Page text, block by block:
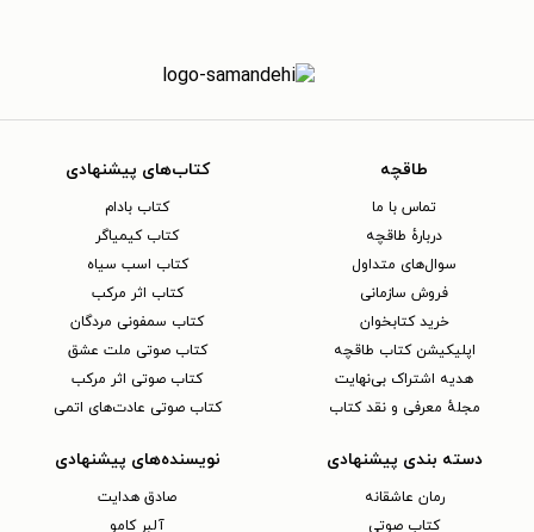
طاقچه
تماس با ما
دربارهٔ طاقچه
سوال‌های متداول
فروش سازمانی
خرید کتابخوان
اپلیکیشن کتاب طاقچه
هدیه اشتراک بی‌نهایت
مجلهٔ معرفی و نقد کتاب
کتاب‌های پیشنهادی
کتاب بادام
کتاب کیمیاگر
کتاب اسب سیاه
کتاب اثر مرکب
کتاب سمفونی مردگان
کتاب صوتی ملت عشق
کتاب صوتی اثر مرکب
کتاب صوتی عادت‌های اتمی
دسته بندی پیشنهادی
رمان عاشقانه
کتاب‌ صوتی
نویسنده‌های پیشنهادی
صادق هدایت
آلبر کامو